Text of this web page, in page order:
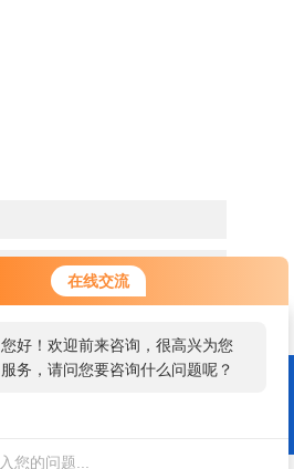
在线交流
您好！欢迎前来咨询，很高兴为您
服务，请问您要咨询什么问题呢？